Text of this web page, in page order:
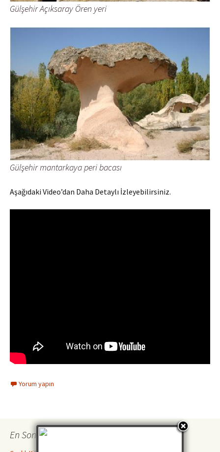
Gülşehir Açıksaray Ören yeri
Gülşehir mantarkaya peri bacası
Aşağıdaki Video’dan Daha Detaylı İzleyebilirsiniz.
Yorum yapın
En Son İncelemeler